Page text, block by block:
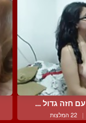
חזה גדול ...
| 22 המלצות